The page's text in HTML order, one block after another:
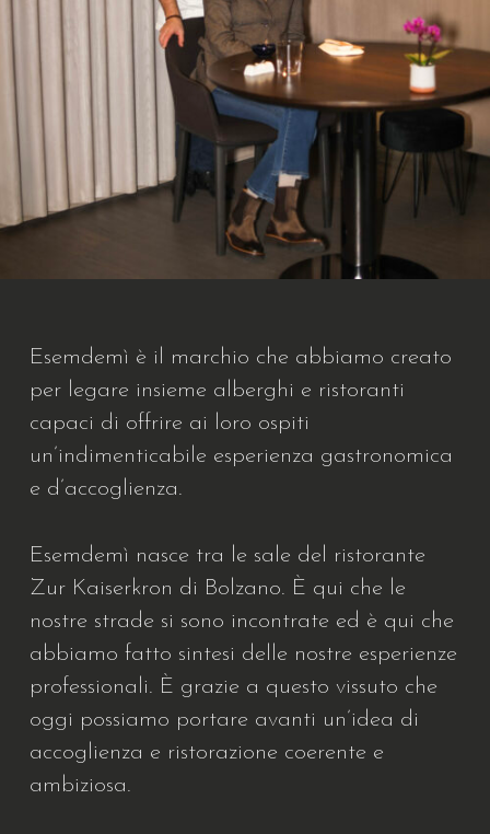
Esemdemì è il marchio che abbiamo creato
per legare insieme alberghi e ristoranti
capaci di offrire ai loro ospiti
un’indimenticabile esperienza gastronomica
e d’accoglienza.
Esemdemì nasce tra le sale del ristorante
Zur Kaiserkron di Bolzano. È qui che le
nostre strade si sono incontrate ed è qui che
abbiamo fatto sintesi delle nostre esperienze
professionali. È grazie a questo vissuto che
oggi possiamo portare avanti un’idea di
accoglienza e ristorazione coerente e
ambiziosa.